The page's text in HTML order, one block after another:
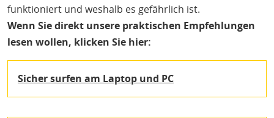
funktioniert und weshalb es gefährlich ist.
Wenn Sie direkt unsere praktischen Empfehlungen
lesen wollen, klicken Sie hier:
Sicher surfen am Laptop und PC